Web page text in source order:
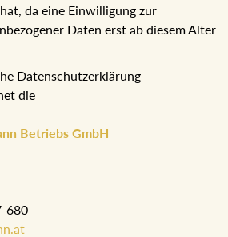
da eine Einwilligung zur
Daten erst ab diesem
Datenschutzerklärung
die
Betriebs GmbH
680